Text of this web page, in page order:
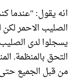
انه يقول: "عندما
الصليب الاحمر
يسجلوا لدى
التحق بالمنظمة.
من قبل الجميع